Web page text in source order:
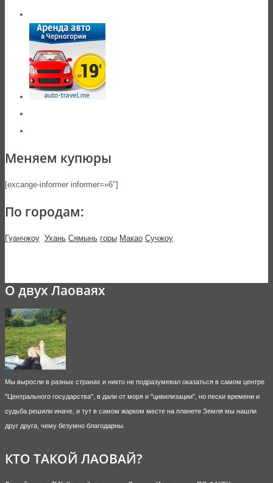
Меняем купюры
[excange-informer informer=»6″]
По городам:
Гуанчжоу Ухань Сямынь горы Макао Сучжоу
О двух Лаоваях
Мы выросли в разных странах и никто не подразумевал оказаться в самом центре
"Центрального государства", в дали от моря и "цивилизации", но пески времени и
судьба решили иначе, и тут в самом жарком месте на планете Земля мы нашли
друг друга, чему безумно благодарны.
КТО ТАКОЙ ЛАОВАЙ?